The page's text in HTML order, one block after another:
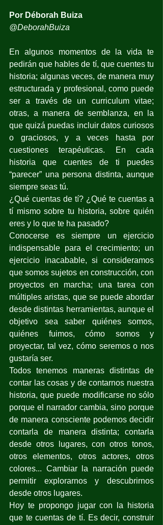
Por Déborah Buiza
@DeborahBuiza
En algunos momentos de la vida te
pedirán que hables de tí, que cuentes tu
historia; algunas veces, de manera muy
estructurada y profesional, como puede
ser a través de un curriculum vitae;
otras, a manera de semblanza, en la
que quizá puedas incluir datos curiosos
o graciosos, y a veces hasta por
cuestiones terapéuticas. En cada
historia que cuentes de ti puedes
“parecer” una persona distinta, aunque
siempre seas tú.
¿Qué cuentas de tí? ¿Qué te cuentas a
tí mismo sobre tu historia, sobre quién
eres y lo que te ha pasado?
Conocerse es siempre un ejercicio
indispensable para el crecimiento; un
ejercicio inacabable, si consideramos
que somos sujetos en construcción, con
proyectos en marcha; una tarea con
múltiples aristas, que se puede abordar
desde distintas herramientas, aunque el
objetivo sea saber quiénes somos,
quiénes fuimos, cómo somos y
proyectar, tal vez, cómo seremos o nos
gustaría ser.
Todos tenemos maneras distintas de
contar las cosas y de contarnos nuestra
historia, que puede modificarse no sólo
porque el narrador cambia, sino porque
de manera consciente podemos decidir
contarla de manera distinta; contarla
desde otros lugares, con otros tonos,
otros elementos, otros actores, otros
colores... Cambiar la narración puede
permitir explorarnos y descubrirnos
desde otros lugares.
Hoy te propongo jugar con la historia
que te cuentas de tí. Es decir, construir